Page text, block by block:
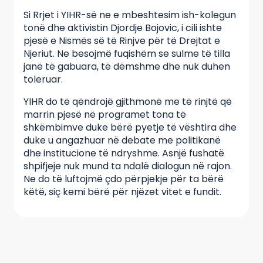
Si Rrjet i YIHR-së ne e mbeshtesim ish-kolegun
tonë dhe aktivistin Djordje Bojovic, i cili ishte
pjesë e Nismës së të Rinjve për të Drejtat e
Njeriut. Ne besojmë fuqishëm se sulme të tilla
janë të gabuara, të dëmshme dhe nuk duhen
toleruar.
YIHR do të qëndrojë gjithmonë me të rinjtë që
marrin pjesë në programet tona të
shkëmbimve duke bërë pyetje të vështira dhe
duke u angazhuar në debate me politikanë
dhe institucione të ndryshme. Asnjë fushatë
shpifjeje nuk mund ta ndalë dialogun në rajon.
Ne do të luftojmë çdo përpjekje për ta bërë
këtë, siç kemi bërë për njëzet vitet e fundit.